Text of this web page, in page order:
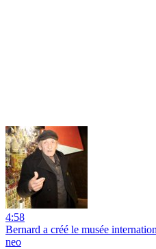
4:58
Bernard a créé le musée
neo